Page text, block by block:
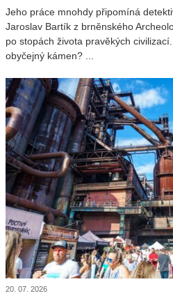
Jeho práce mnohdy připomíná
Jaroslav Bartík z brněnského
po stopách života pravěkých
obyčejný kámen? ...
20. 07. 2026